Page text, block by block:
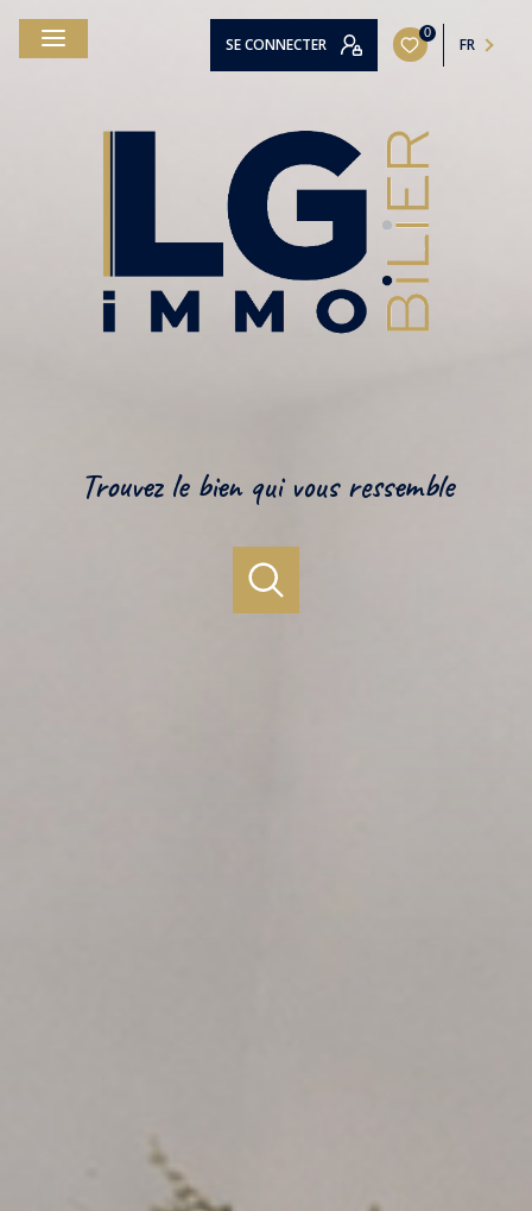
SE CONNECTER
0
FR
Trouvez le bien qui vous ressemble